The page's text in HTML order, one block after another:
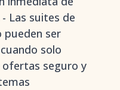
Las suites de
ser
solo
seguro y